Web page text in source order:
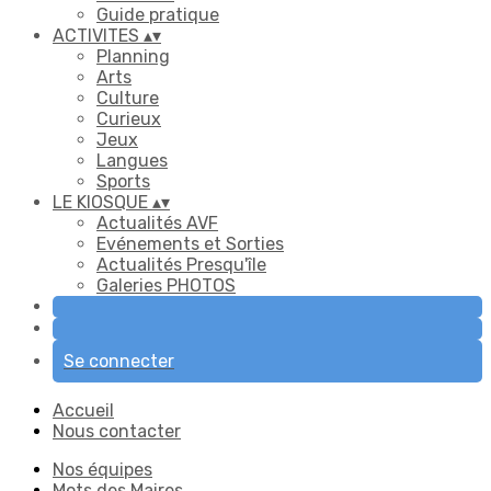
Guide pratique
ACTIVITES ▴▾
Planning
Arts
Culture
Curieux
Jeux
Langues
Sports
LE KIOSQUE ▴▾
Actualités AVF
Evénements et Sorties
Actualités Presqu'île
Galeries PHOTOS
Se connecter
Accueil
Nous contacter
Nos équipes